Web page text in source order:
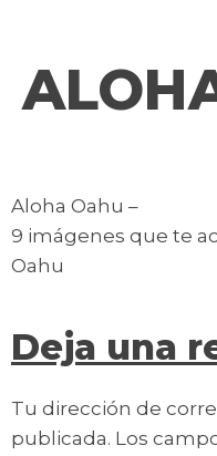
Aloha Oahu –
9 imágenes que te
Oahu
Deja una
Tu dirección de
publicada. Los